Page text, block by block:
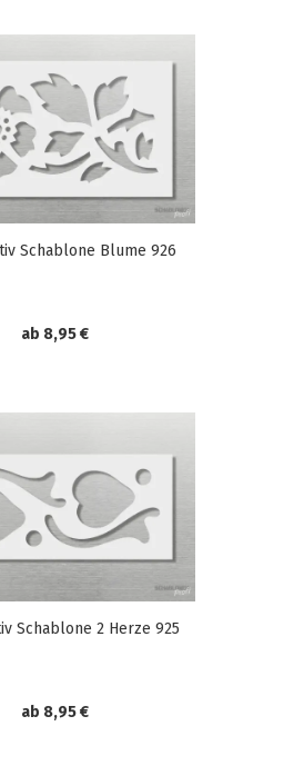
Schablone Blume 926
ab 8,95 €
Schablone 2 Herze 925
ab 8,95 €